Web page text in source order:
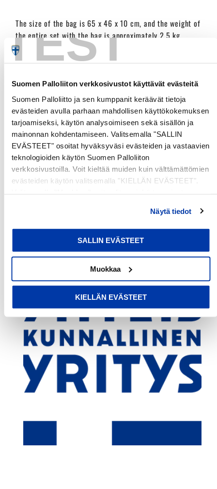
TEST
Suomen Palloliiton verkkosivustot käyttävät evästeitä
Suomen Palloliitto ja sen kumppanit keräävät tietoja
evästeiden avulla parhaan mahdollisen käyttökokemuksen
tarjoamiseksi, käytön analysoimiseen sekä sisällön ja
mainonnan kohdentamiseen. Valitsemalla "SALLIN
EVÄSTEET" osoitat hyväksyväsi evästeiden ja vastaavien
teknologioiden käytön Suomen Palloliiton
verkkosivustoilla. Voit kieltää muiden kuin välttämättömien
evästeiden käytön valitsemalla "KIELLÄN EVÄSTEET".
suostumuksesi tai muuttaa sitä milloin tahansa. Lue lisää
evästeselosteestamme.
Näytä tiedot
SALLIN EVÄSTEET
Muokkaa
KIELLÄN EVÄSTEET
The size of the bag is 65 x 46 x 10 cm, and the weight of
the entire set with the bag is approximately 2.5 kg.
Customer Reviews
Be the first to write a review
Write a review